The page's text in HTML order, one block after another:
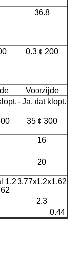
36.8
0.3 ¢ 200
Voorzijde
- Ja, dat klopt.
35 ¢ 300
16
20
1.23.77x1.2x1.62
2.3
0.44